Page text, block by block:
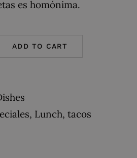
es homónima.
ADD TO CART
, Lunch, tacos